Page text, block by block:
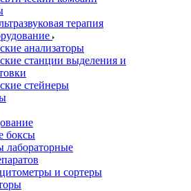
терапия
анализаторы
станции выделения и
стейнеры
боксы
лабораторные
и сортеры